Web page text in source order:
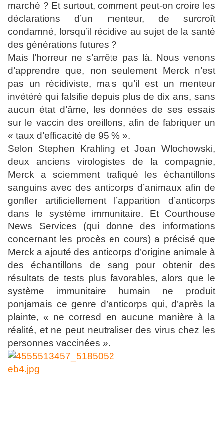
marché ? Et surtout, comment peut-on croire les
déclarations d’un menteur, de surcroît
condamné, lorsqu’il récidive au sujet de la santé
des générations futures ?
Mais l’horreur ne s’arrête pas là. Nous venons
d’apprendre que, non seulement Merck n’est
pas un récidiviste, mais qu’il est un menteur
invétéré qui falsifie depuis plus de dix ans, sans
aucun état d’âme, les données de ses essais
sur le vaccin des oreillons, afin de fabriquer un
« taux d’efficacité de 95 % ».
Selon Stephen Krahling et Joan Wlochowski,
deux anciens virologistes de la compagnie,
Merck a sciemment trafiqué les échantillons
sanguins avec des anticorps d’animaux afin de
gonfler artificiellement l’apparition d’anticorps
dans le système immunitaire. Et Courthouse
News Services (qui donne des informations
concernant les procès en cours) a précisé que
Merck a ajouté des anticorps d’origine animale à
des échantillons de sang pour obtenir des
résultats de tests plus favorables, alors que le
système immunitaire humain ne produit
ponjamais ce genre d’anticorps qui, d’après la
plainte, « ne corresd en aucune manière à la
réalité, et ne peut neutraliser des virus chez les
personnes vaccinées ».